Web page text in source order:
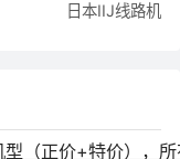
日本IIJ线路机